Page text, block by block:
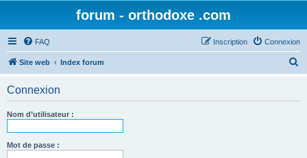
forum - orthodoxe .com
FAQ Connexion
Inscription
Site web Index forum
Connexion
Nom d’utilisateur :
Mot de passe :